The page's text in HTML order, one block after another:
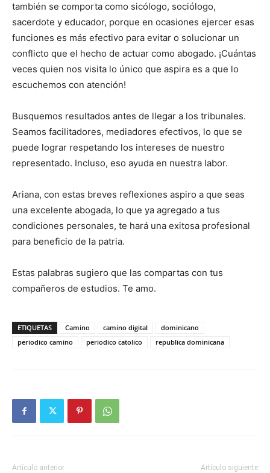
también se comporta como sicólogo, sociólogo,
sacerdote y educador, porque en ocasiones ejercer esas
funciones es más efectivo para evitar o solucionar un
conflicto que el hecho de actuar como abogado. ¡Cuántas
veces quien nos visita lo único que aspira es a que lo
escuchemos con atención!
Busquemos resultados antes de llegar a los tribu­nales.
Seamos facilitadores, mediadores efectivos, lo que se
puede lograr respetando los intereses de nues­tro
representado. Incluso, eso ayuda en nuestra labor.
Ariana, con estas breves reflexiones aspiro a que seas
una excelente abogada, lo que ya agregado a tus
condiciones personales, te hará una exitosa profesional
para beneficio de la patria.
Estas palabras sugiero que las compartas con tus
compañeros de estudios. Te amo.
ETIQUETAS Camino camino digital
dominicano
periodico camino
periodico catolico republica dominicana
Artículo anterior Artículo siguiente